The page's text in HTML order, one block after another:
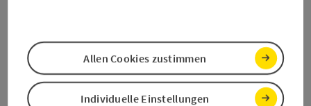
Individuelle Einstellungen
Allen Cookies zustimmen